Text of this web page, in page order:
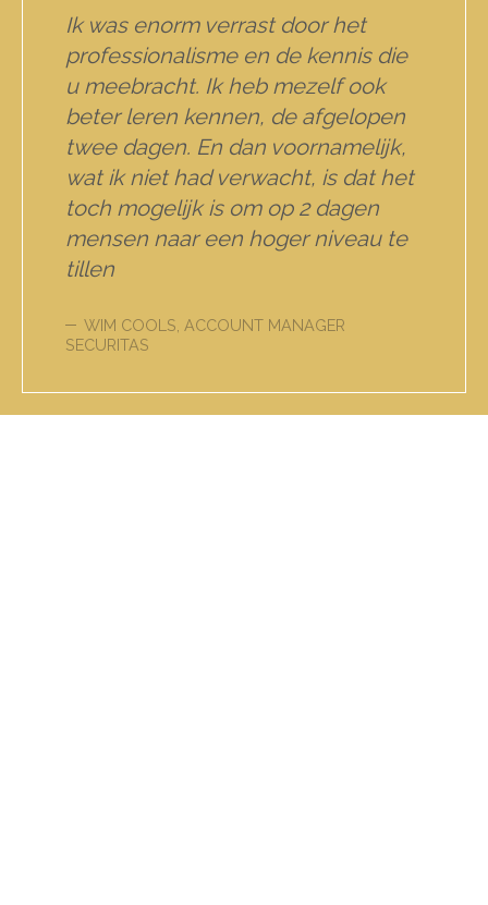
Ik was enorm verrast door het
professionalisme en de kennis die
u meebracht. Ik heb mezelf ook
beter leren kennen, de afgelopen
twee dagen. En dan voornamelijk,
wat ik niet had verwacht, is dat het
toch mogelijk is om op 2 dagen
mensen naar een hoger niveau te
tillen
WIM COOLS, ACCOUNT MANAGER
SECURITAS